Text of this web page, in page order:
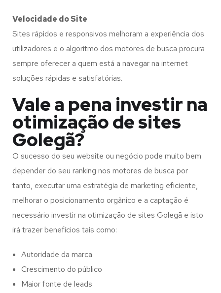
Velocidade do Site
Sites rápidos e responsivos melhoram a experiência dos
utilizadores e o algoritmo dos motores de busca procura
sempre oferecer a quem está a navegar na internet
soluções rápidas e satisfatórias.
Vale a pena investir na
otimização de sites
Golegã?
O sucesso do seu website ou negócio pode muito bem
depender do seu ranking nos motores de busca por
tanto, executar uma estratégia de marketing eficiente,
melhorar o posicionamento orgânico e a captação é
necessário investir na otimização de sites Golegã e isto
irá trazer benefícios tais como:
Autoridade da marca
Crescimento do público
Maior fonte de leads